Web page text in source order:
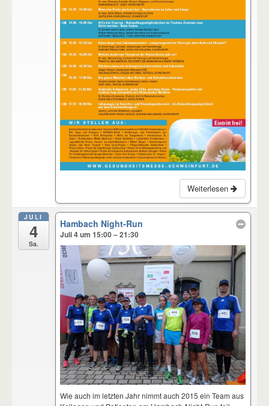
Weiterlesen
JULI
4
Sa.
Hambach Night-Run
Juli 4 um 15:00 – 21:30
Wie auch im letzten Jahr nimmt auch 2015 ein Team aus